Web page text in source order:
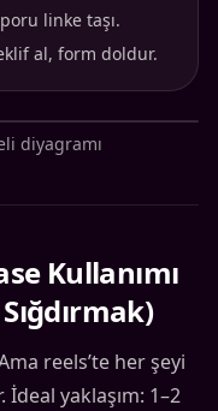
linke taşı.
al, form doldur.
diyagramı
Kullanımı
reels’te her şeyi
yaklaşım: 1–2